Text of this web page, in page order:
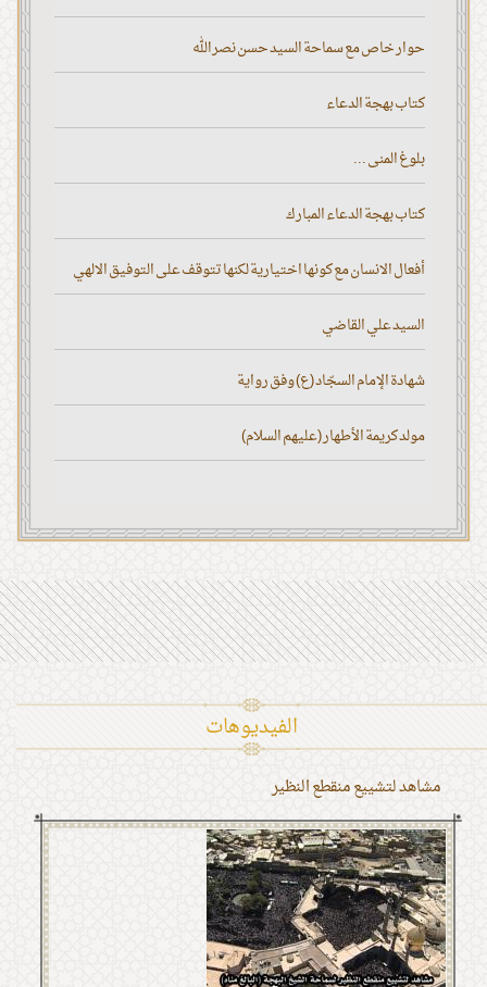
حوار خاص مع سماحة السيد حسن نصر الله
كتاب بهجة الدعاء
بلوغ المنى ...
كتاب بهجة الدعاء المبارك
أفعال الانسان مع كونها اختيارية لكنها تتوقف على التوفيق الالهي
السيد علي القاضي
شهادة الإمام السجّاد (ع) وفق رواية
مولد كريمة الأطهار (عليهم السلام)
الفیدیوهات
مشاهد لتشييع منقطع النظير